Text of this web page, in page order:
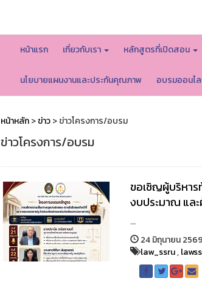
หน้าแรก เกี่ยวกับเรา หลักสูตรที่เปิดสอน
นโยบายแผนงานและประกันคุณภาพ อบรมออนไ
หน้าหลัก>ข่าว> ข่าวโครงการ/อบรม
ข่าวโครงการ/อบรม
ขอเชิญผู้บริหาร
งบประมาณ แล
...
24 มิถุนายน
law_ssru,